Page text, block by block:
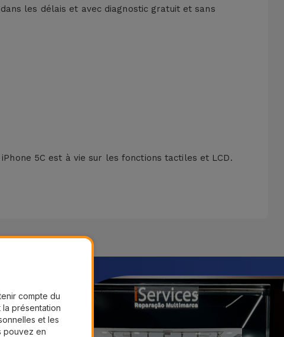
les délais et avec diagnostic gratuitet sans
5C est à vie sur les fonctions tactiles et LCD.
compte du
présentation
et les
pouvez en